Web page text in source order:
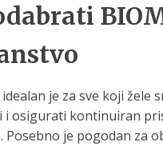
je za sve koji žele
i osigurati kontinuiran
Posebno je pogodan za